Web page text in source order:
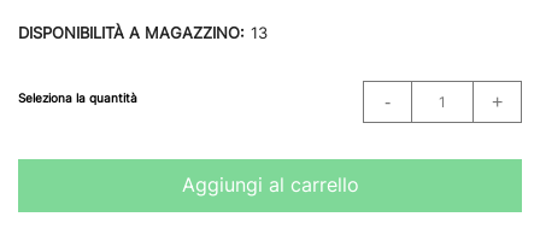
DISPONIBILITÀ A MAGAZZINO: 13
Seleziona la quantità
Aggiungi al carrello